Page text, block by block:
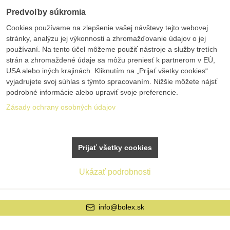
info@bolex.sk
Predvoľby súkromia
Cookies používame na zlepšenie vašej návštevy tejto webovej
stránky, analýzu jej výkonnosti a zhromažďovanie údajov o jej
používaní. Na tento účel môžeme použiť nástroje a služby tretích
strán a zhromaždené údaje sa môžu preniesť k partnerom v EÚ,
USA alebo iných krajinách. Kliknutím na „Prijať všetky cookies“
vyjadrujete svoj súhlas s týmto spracovaním. Nižšie môžete nájsť
podrobné informácie alebo upraviť svoje preferencie.
Zásady ochrany osobných údajov
Ukázať podrobnosti
Prijať všetky cookies